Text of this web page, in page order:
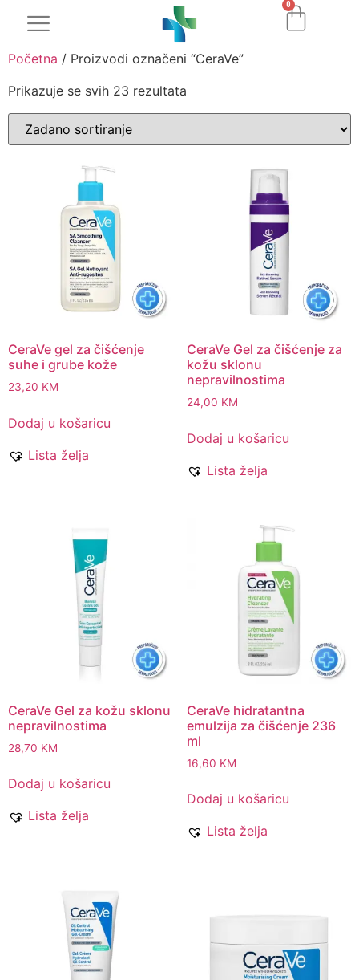
0
Početna / Proizvodi označeni “CeraVe”
Prikazuje se svih 23 rezultata
CeraVe gel za čišćenje
suhe i grube kože
23,20 KM
Dodaj u košaricu
Lista želja
CeraVe Gel za čišćenje za
kožu sklonu
nepravilnostima
24,00 KM
Dodaj u košaricu
Lista želja
CeraVe Gel za kožu sklonu
nepravilnostima
28,70 KM
Dodaj u košaricu
Lista želja
CeraVe hidratantna
emulzija za čišćenje 236
ml
16,60 KM
Dodaj u košaricu
Lista želja